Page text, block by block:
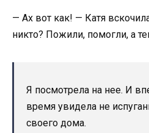
— Ах вот как! — Катя
никто? Пожили, помогли, а
Я посмотрела на нее. И
время увидела не
своего дома.